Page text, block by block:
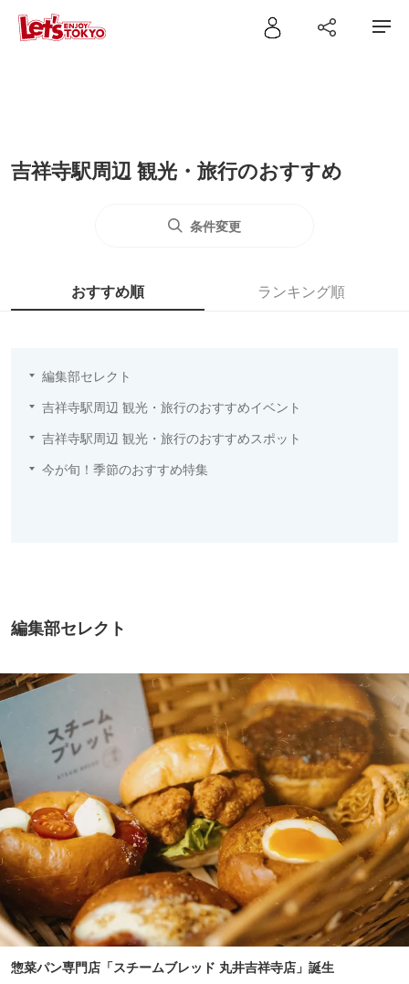
吉祥寺駅周辺 観光・旅行のおすすめ
条件変更
おすすめ順 ランキング順
編集部セレクト
吉祥寺駅周辺 観光・旅行のおすすめイベント
吉祥寺駅周辺 観光・旅行のおすすめスポット
今が旬！季節のおすすめ特集
編集部セレクト
惣菜パン専門店「スチームブレッド 丸井吉祥寺店」誕生